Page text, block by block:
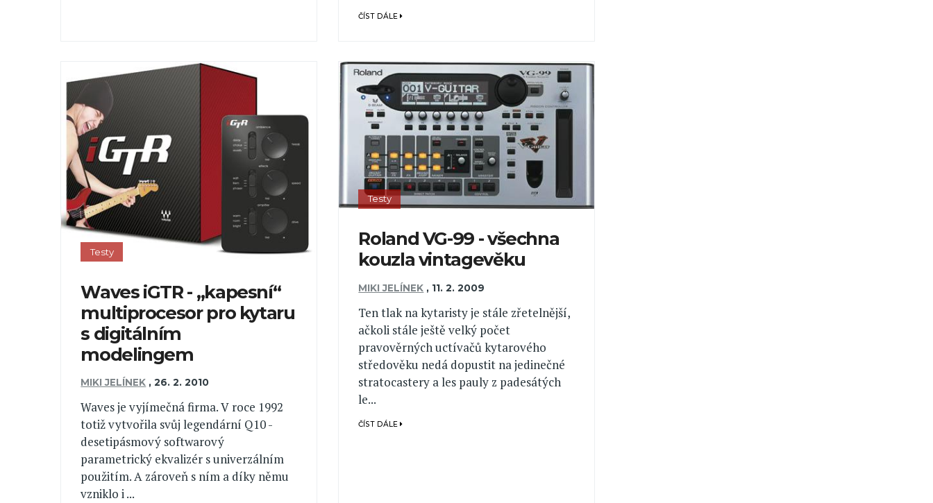
ČÍST DÁLE
Testy
Waves iGTR - „kapesní“
multiprocesor pro kytaru
s digitálním
modelingem
MIKI JELÍNEK ,26. 2. 2010
Waves je vyjímečná firma. V roce 1992
totiž vytvořila svůj legendární Q10 -
desetipásmový softwarový
parametrický ekvalizér s univerzálním
použitím. A zároveň s ním a díky němu
vzniklo i ...
Testy
Roland VG-99 - všechna
kouzla vintagevěku
MIKI JELÍNEK , 11. 2. 2009
Ten tlak na kytaristy je stále zřetelnější,
ačkoli stále ještě velký počet
pravověrných uctívačů kytarového
středověku nedá dopustit na jedinečné
stratocastery a les pauly z padesátých
le...
ČÍST DÁLE